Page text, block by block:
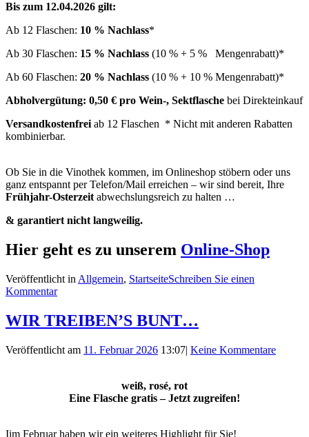
Bis zum 12.04.2026 gilt:
Ab 12 Flaschen: 10 % Nachlass*
Ab 30 Flaschen: 15 % Nachlass (10 % + 5 % Mengenrabatt)*
Ab 60 Flaschen: 20 % Nachlass (10 % + 10 % Mengenrabatt)*
Abholvergütung: 0,50 € pro Wein-, Sektflasche bei Direkteinkauf
Versandkostenfrei ab 12 Flaschen * Nicht mit anderen Rabatten
kombinierbar.
Ob Sie in die Vinothek kommen, im Onlineshop stöbern oder uns
ganz entspannt per Telefon/Mail erreichen – wir sind bereit, Ihre
Frühjahr-Osterzeit abwechslungsreich zu halten …
& garantiert nicht langweilig.
Hier geht es zu unserem Online-Shop
Veröffentlicht in Allgemein, StartseiteSchreiben Sie einen
Kommentar
WIR TREIBEN’S BUNT…
Veröffentlicht am 11. Februar 2026 13:07| Keine Kommentare
weiß, rosé, rot
Eine Flasche gratis – Jetzt zugreifen!
Iim Februar haben wir ein weiteres Highlight für Sie!